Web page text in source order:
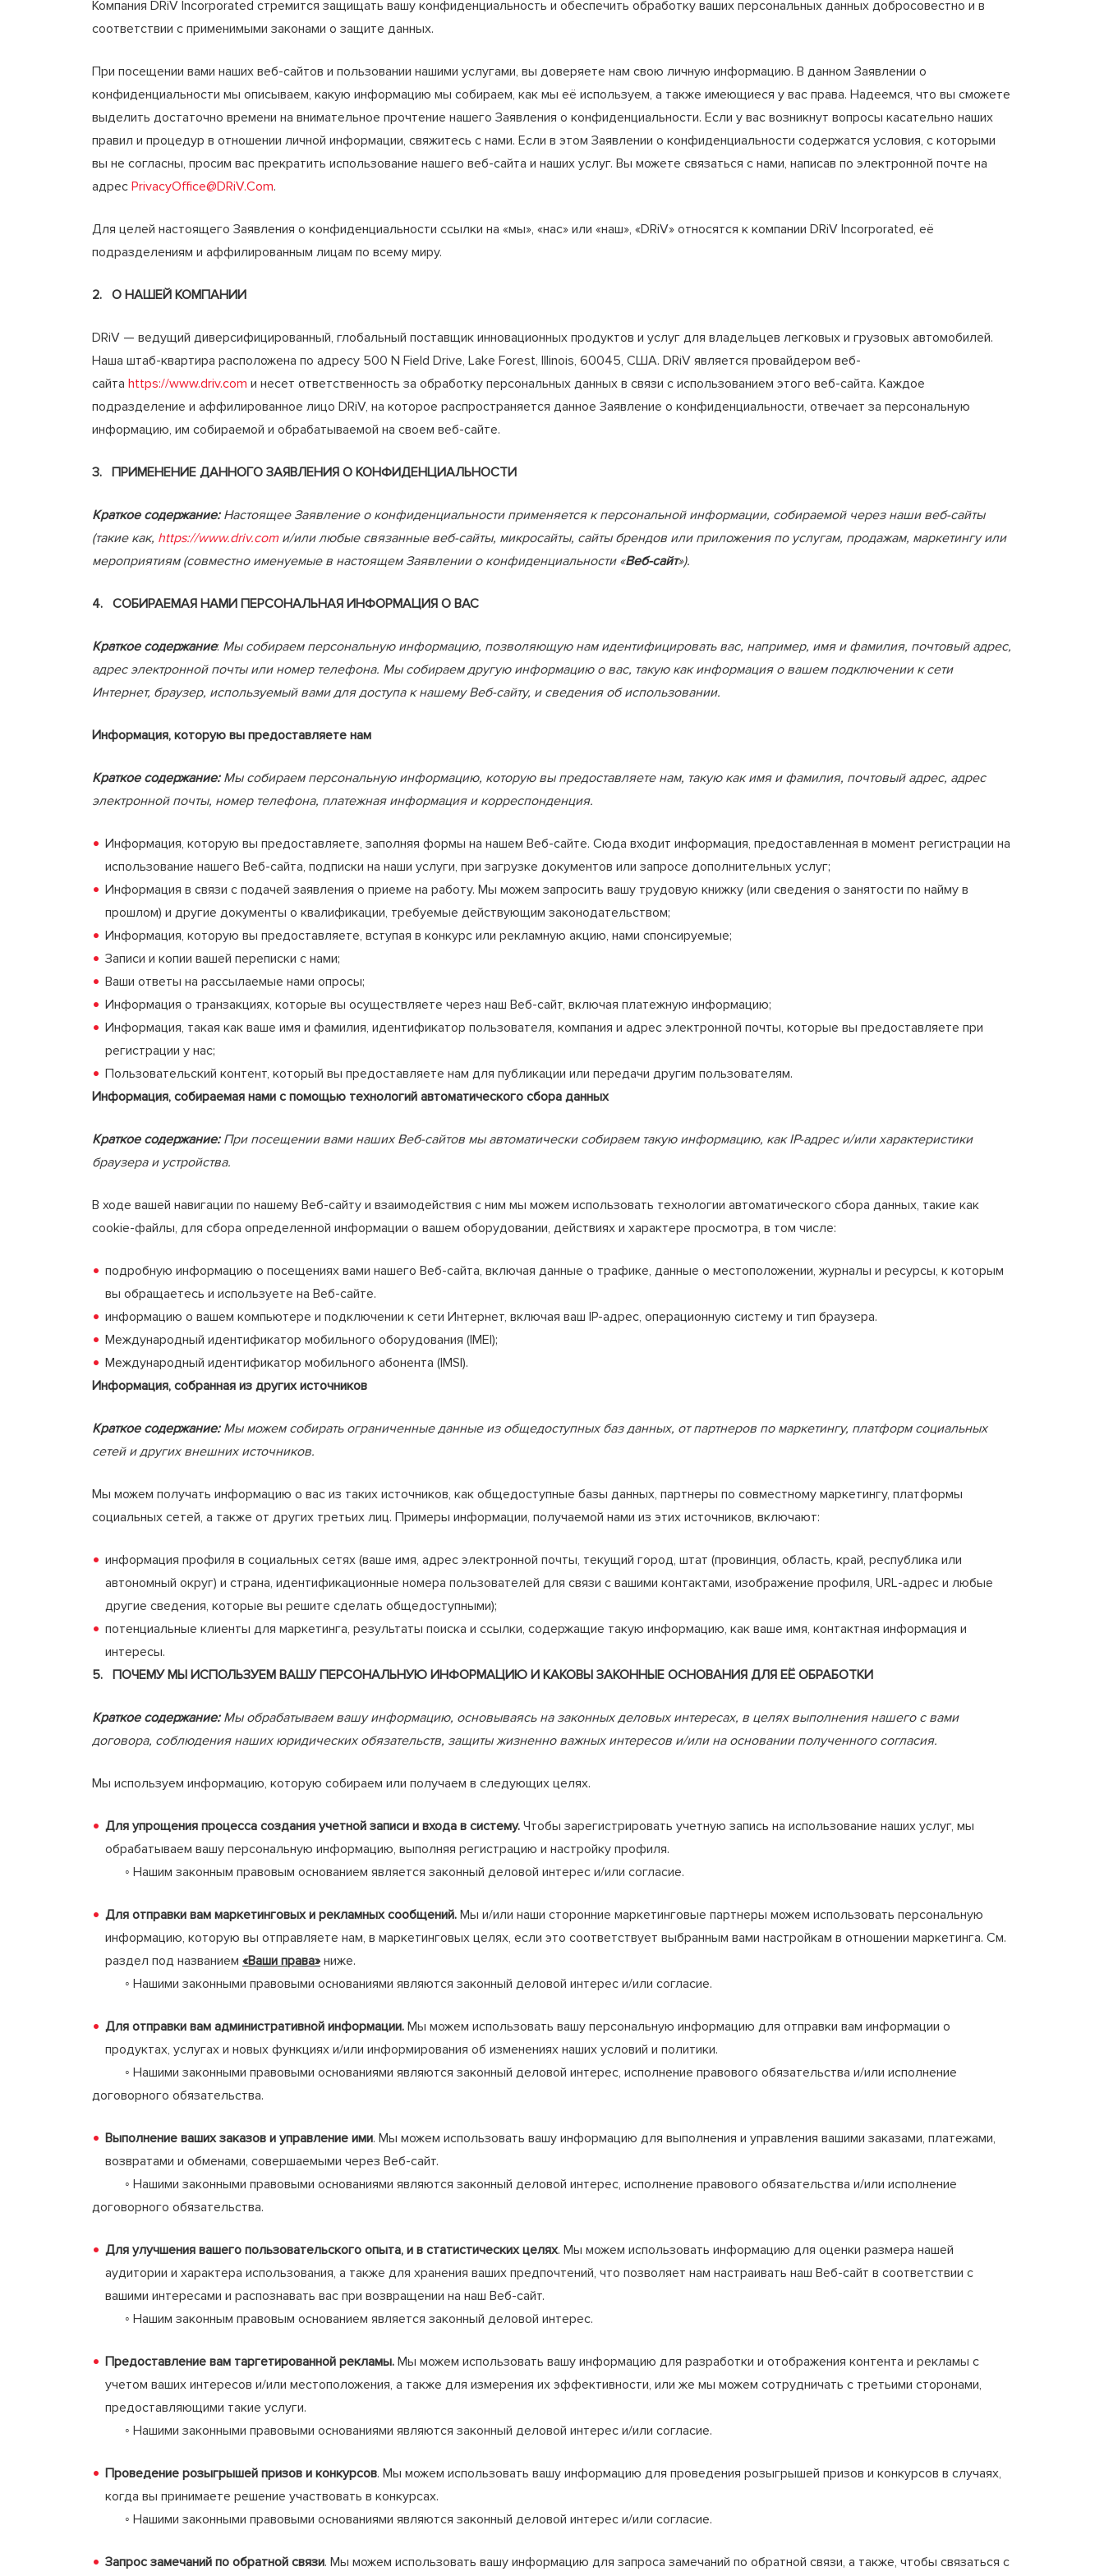
Компания DRiV Incorporated стремится защищать вашу конфиденциальность и обеспечить обработку ваших персональных данных добросовестно и в
соответствии с применимыми законами о защите данных.
При посещении вами наших веб-сайтов и пользовании нашими услугами, вы доверяете нам свою личную информацию. В данном Заявлении о
конфиденциальности мы описываем, какую информацию мы собираем, как мы её используем, а также имеющиеся у вас права. Надеемся, что вы сможете
выделить достаточно времени на внимательное прочтение нашего Заявления о конфиденциальности. Если у вас возникнут вопросы касательно наших
правил и процедур в отношении личной информации, свяжитесь с нами. Если в этом Заявлении о конфиденциальности содержатся условия, с которыми
вы не согласны, просим вас прекратить использование нашего веб-сайта и наших услуг. Вы можете связаться с нами, написав по электронной почте на
адрес PrivacyOffice@DRiV.Com.
Для целей настоящего Заявления о конфиденциальности ссылки на «мы», «нас» или «наш», «DRiV» относятся к компании DRiV Incorporated, её
подразделениям и аффилированным лицам по всему миру.
2. О НАШЕЙ КОМПАНИИ
DRiV — ведущий диверсифицированный, глобальный поставщик инновационных продуктов и услуг для владельцев легковых и грузовых автомобилей.
Наша штаб-квартира расположена по адресу 500 N Field Drive, Lake Forest, Illinois, 60045, США. DRiV является провайдером веб-
сайта https://www.driv.com и несет ответственность за обработку персональных данных в связи с использованием этого веб-сайта. Каждое
подразделение и аффилированное лицо DRiV, на которое распространяется данное Заявление о конфиденциальности, отвечает за персональную
информацию, им собираемой и обрабатываемой на своем веб-сайте.
3. ПРИМЕНЕНИЕ ДАННОГО ЗАЯВЛЕНИЯ О КОНФИДЕНЦИАЛЬНОСТИ
Краткое содержание: Настоящее Заявление о конфиденциальности применяется к персональной информации, собираемой через наши веб-сайты
(такие как, https://www.driv.comи/или любые связанные веб-сайты, микросайты, сайты брендов или приложения по услугам, продажам, маркетингу или
мероприятиям (совместно именуемые в настоящем Заявлении о конфиденциальности «Веб-сайт»).
4. СОБИРАЕМАЯ НАМИ ПЕРСОНАЛЬНАЯ ИНФОРМАЦИЯ О ВАС
Краткое содержание: Мы собираем персональную информацию, позволяющую нам идентифицировать вас, например, имя и фамилия, почтовый адрес,
адрес электронной почты или номер телефона. Мы собираем другую информацию о вас, такую как информация о вашем подключении к сети
Интернет, браузер, используемый вами для доступа к нашему Веб-сайту, и сведения об использовании.
Информация, которую вы предоставляете нам
Краткое содержание:Мы собираем персональную информацию, которую вы предоставляете нам, такую как имя и фамилия, почтовый адрес, адрес
электронной почты, номер телефона, платежная информация и корреспонденция.
Информация, которую вы предоставляете, заполняя формы на нашем Веб-сайте. Сюда входит информация, предоставленная в момент регистрации на
использование нашего Веб-сайта, подписки на наши услуги, при загрузке документов или запросе дополнительных услуг;
Информация в связи с подачей заявления о приеме на работу. Мы можем запросить вашу трудовую книжку (или сведения о занятости по найму в
прошлом) и другие документы о квалификации, требуемые действующим законодательством;
Информация, которую вы предоставляете, вступая в конкурс или рекламную акцию, нами спонсируемые;
Записи и копии вашей переписки с нами;
Ваши ответы на рассылаемые нами опросы;
Информация о транзакциях, которые вы осуществляете через наш Веб-сайт, включая платежную информацию;
Информация, такая как ваше имя и фамилия, идентификатор пользователя, компания и адрес электронной почты, которые вы предоставляете при
регистрации у нас;
Пользовательский контент, который вы предоставляете нам для публикации или передачи другим пользователям.
Информация, собираемая нами с помощью технологий автоматического сбора данных
Краткое содержание:При посещении вами наших Веб-сайтов мы автоматически собираем такую информацию, как IP-адрес и/или характеристики
браузера и устройства.
В ходе вашей навигации по нашему Веб-сайту и взаимодействия с ним мы можем использовать технологии автоматического сбора данных, такие как
cookie-файлы, для сбора определенной информации о вашем оборудовании, действиях и характере просмотра, в том числе:
подробную информацию о посещениях вами нашего Веб-сайта, включая данные о трафике, данные о местоположении, журналы и ресурсы, к которым
вы обращаетесь и используете на Веб-сайте.
информацию о вашем компьютере и подключении к сети Интернет, включая ваш IP-адрес, операционную систему и тип браузера.
Международный идентификатор мобильного оборудования (IMEI);
Международный идентификатор мобильного абонента (IMSI).
Информация, собранная из других источников
Краткое содержание:Мы можем собирать ограниченные данные из общедоступных баз данных, от партнеров по маркетингу, платформ социальных
сетей и других внешних источников.
Мы можем получать информацию о вас из таких источников, как общедоступные базы данных, партнеры по совместному маркетингу, платформы
социальных сетей, а также от других третьих лиц. Примеры информации, получаемой нами из этих источников, включают:
информация профиля в социальных сетях (ваше имя, адрес электронной почты, текущий город, штат (провинция, область, край, республика или
автономный округ) и страна, идентификационные номера пользователей для связи с вашими контактами, изображение профиля, URL-адрес и любые
другие сведения, которые вы решите сделать общедоступными);
потенциальные клиенты для маркетинга, результаты поиска и ссылки, содержащие такую информацию, как ваше имя, контактная информация и
интересы.
5. ПОЧЕМУ МЫ ИСПОЛЬЗУЕМ ВАШУ ПЕРСОНАЛЬНУЮ ИНФОРМАЦИЮ И КАКОВЫ ЗАКОННЫЕ ОСНОВАНИЯ ДЛЯ ЕЁ ОБРАБОТКИ
Краткое содержание:Мы обрабатываем вашу информацию, основываясь на законных деловых интересах, в целях выполнения нашего с вами
договора, соблюдения наших юридических обязательств, защиты жизненно важных интересов и/или на основании полученного согласия.
Мы используем информацию, которую собираем или получаем в следующих целях.
Для упрощения процесса создания учетной записи и входа в систему. Чтобы зарегистрировать учетную запись на использование наших услуг, мы
обрабатываем вашу персональную информацию, выполняя регистрацию и настройку профиля.
◦ Нашим законным правовым основанием является законный деловой интерес и/или согласие.
Для отправки вам маркетинговых и рекламных сообщений. Мы и/или наши сторонние маркетинговые партнеры можем использовать персональную
информацию, которую вы отправляете нам, в маркетинговых целях, если это соответствует выбранным вами настройкам в отношении маркетинга. См.
раздел под названием «Ваши права»ниже.
◦ Нашими законными правовыми основаниями являются законный деловой интерес и/или согласие.
Для отправки вам административной информации. Мы можем использовать вашу персональную информацию для отправки вам информации о
продуктах, услугах и новых функциях и/или информирования об изменениях наших условий и политики.
◦ Нашими законными правовыми основаниями являются законный деловой интерес, исполнение правового обязательства и/или исполнение
договорного обязательства.
Выполнение ваших заказов и управление ими. Мы можем использовать вашу информацию для выполнения и управления вашими заказами, платежами,
возвратами и обменами, совершаемыми через Веб-сайт.
◦ Нашими законными правовыми основаниями являются законный деловой интерес, исполнение правового обязательства и/или исполнение
договорного обязательства.
Для улучшения вашего пользовательского опыта, и в статистических целях. Мы можем использовать информацию для оценки размера нашей
аудитории и характера использования, а также для хранения ваших предпочтений, что позволяет нам настраивать наш Веб-сайт в соответствии с
вашими интересами и распознавать вас при возвращении на наш Веб-сайт.
◦ Нашим законным правовым основанием является законный деловой интерес.
Предоставление вам таргетированной рекламы. Мы можем использовать вашу информацию для разработки и отображения контента и рекламы с
учетом ваших интересов и/или местоположения, а также для измерения их эффективности, или же мы можем сотрудничать с третьими сторонами,
предоставляющими такие услуги.
◦ Нашими законными правовыми основаниями являются законный деловой интерес и/или согласие.
Проведение розыгрышей призов и конкурсов. Мы можем использовать вашу информацию для проведения розыгрышей призов и конкурсов в случаях,
когда вы принимаете решение участвовать в конкурсах.
◦ Нашими законными правовыми основаниями являются законный деловой интерес и/или согласие.
Запрос замечаний по обратной связи. Мы можем использовать вашу информацию для запроса замечаний по обратной связи, а также, чтобы связаться с